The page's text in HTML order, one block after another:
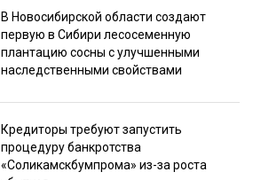
В Новосибирской области создают
первую в Сибири лесосеменную
плантацию сосны с улучшенными
наследственными свойствами
Кредиторы требуют запустить
процедуру банкротства
«Соликамскбумпрома» из-за роста